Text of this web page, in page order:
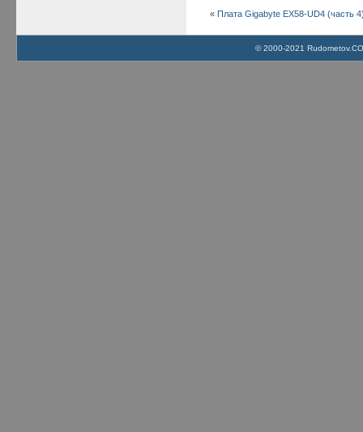
«Плата Gigabyte EX58-UD4 (часть
© 2000-2021